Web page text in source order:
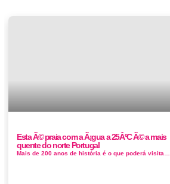
Esta Ã© praia com a Ã¡gua a 25ÂºC Ã© a mais
quente do norte Portugal
Mais de 200 anos de história é o que poderá visitar na marinha da Noeirinha. Depois de mais de 30 anos ao abandono, a Marinha da ...